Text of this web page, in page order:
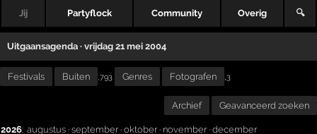
Jij Partyflock Community Overig 🔍
Uitgaansagenda · vrijdag 21 mei 2004
Festivals Buiten ,793 Genres Fotografen ,3
Archief Geavanceerd zoeken
2026: augustus · september· oktober· november· december